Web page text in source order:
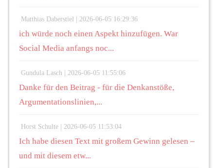
Matthias Daberstiel | 2026-06-05 16:29:36
ich würde noch einen Aspekt hinzufügen. War
Social Media anfangs noc...
Gundula Lasch | 2026-06-05 11:55:06
Danke für den Beitrag - für die Denkanstöße,
Argumentationslinien,...
Horst Schulte | 2026-06-05 11:53:04
Ich habe diesen Text mit großem Gewinn gelesen –
und mit diesem etw...